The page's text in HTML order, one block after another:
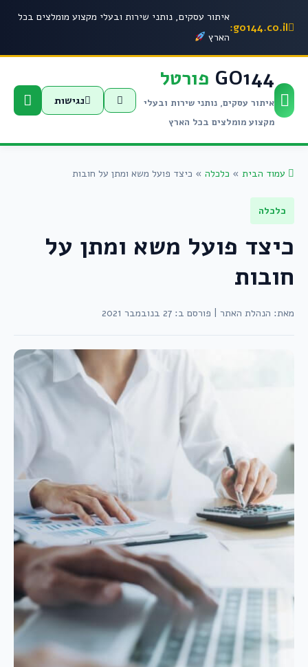
go144.co.il:
איתור עסקים, נותני שירות ובעלי מקצוע מומלצים בכל
הארץ
GO144 פורטל
איתור עסקים, נותני שירות ובעלי
מקצוע מומלצים בכל הארץ
נגישות
עמוד הבית » כלכלה » כיצד פועל משא ומתן על חובות
כלכלה
כיצד פועל משא ומתן על
חובות
מאת: הנהלת האתר פורסם ב: 27 בנובמבר 2021